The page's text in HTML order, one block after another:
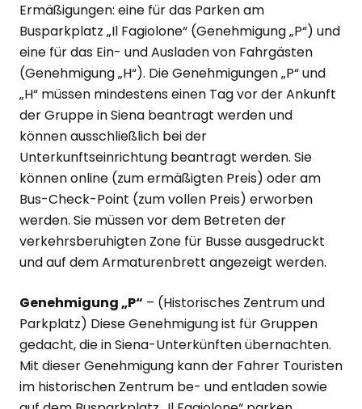
Ermäßigungen: eine für das Parken am
Busparkplatz „Il Fagiolone“ (Genehmigung „P“) und
eine für das Ein- und Ausladen von Fahrgästen
(Genehmigung „H“). Die Genehmigungen „P“ und
„H“ müssen mindestens einen Tag vor der Ankunft
der Gruppe in Siena beantragt werden und
können ausschließlich bei der
Unterkunftseinrichtung beantragt werden. Sie
können online (zum ermäßigten Preis) oder am
Bus-Check-Point (zum vollen Preis) erworben
werden. Sie müssen vor dem Betreten der
verkehrsberuhigten Zone für Busse ausgedruckt
und auf dem Armaturenbrett angezeigt werden.
Genehmigung „P“ – (Historisches Zentrum und
Parkplatz) Diese Genehmigung ist für Gruppen
gedacht, die in Siena-Unterkünften übernachten.
Mit dieser Genehmigung kann der Fahrer Touristen
im historischen Zentrum be- und entladen sowie